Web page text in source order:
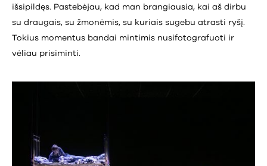
išsipildęs. Pastebėjau, kad man brangiausia, kai aš dirbu
su draugais, su žmonėmis, su kuriais sugebu atrasti ryšį.
Tokius momentus bandai mintimis nusifotografuoti ir
vėliau prisiminti.